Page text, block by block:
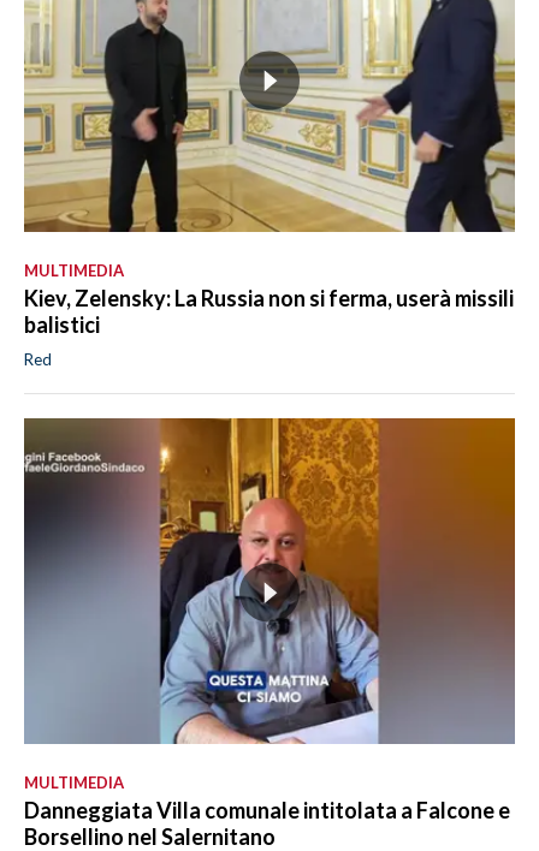
MULTIMEDIA
Kiev, Zelensky: La Russia non si ferma, userà missili
balistici
Red
MULTIMEDIA
Danneggiata Villa comunale intitolata a Falcone e
Borsellino nel Salernitano